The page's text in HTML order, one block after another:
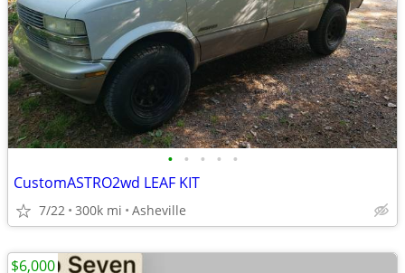
• • • • •
CustomASTRO2wd LEAF KIT
7/22 300k mi Asheville
$6,000